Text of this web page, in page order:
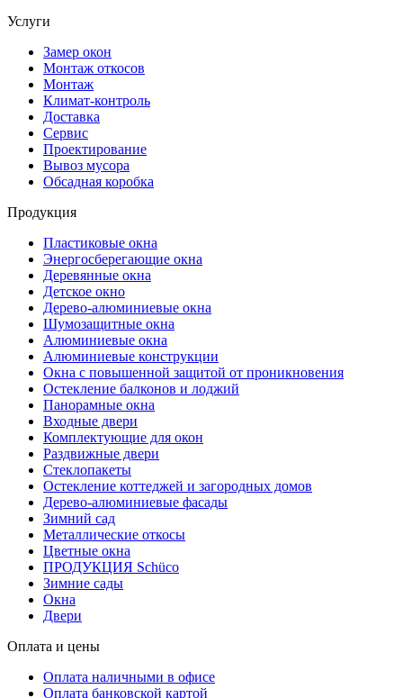
Услуги
Замер окон
Монтаж откосов
Монтаж
Климат-контроль
Доставка
Сервиc
Проектирование
Вывоз мусора
Обсадная коробка
Продукция
Плаcтиковые окна
Энергосберегающие окна
Деревянные окна
Детское окно
Дерево-алюминиевые окна
Шумозащитные окна
Алюминиевые окна
Алюминиевые конструкции
Окна с повышенной защитой от проникновения
Остекление балконов и лоджий
Панорамные окна
Входные двери
Комплектующие для окон
Раздвижные двери
Стеклопакеты
Остекление коттеджей и загородных домов
Дерево-алюминиевые фасады
Зимний сад
Металлические откосы
Цветные окна
ПРОДУКЦИЯ Schüco
Зимние сады
Окна
Двери
Оплата и цены
Оплата наличными в офисе
Оплата банковской картой